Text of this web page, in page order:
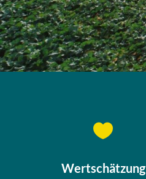

Wertschätzung